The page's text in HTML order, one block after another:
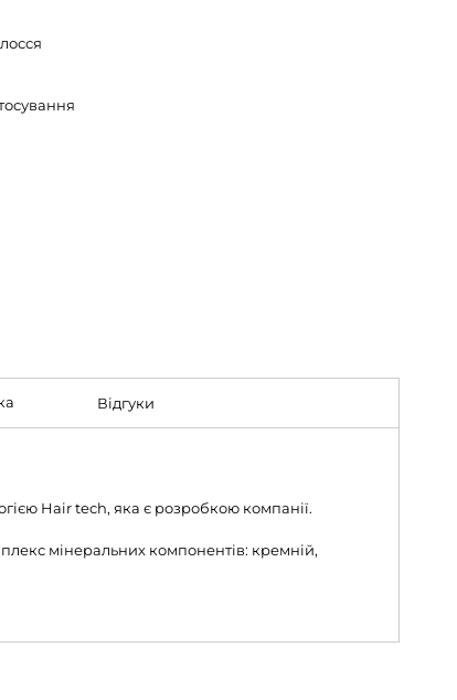
Відгуки
Hair tech, яка є розробкою компанії.
мінеральних компонентів: кремній,